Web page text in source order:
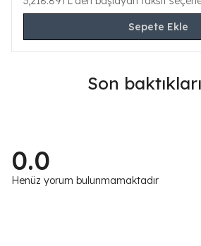
Sepete Ekle
Son
0.0
Henüz yorum bulunmamaktadır